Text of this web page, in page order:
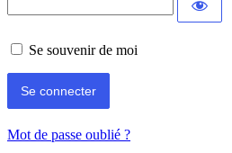
Se souvenir de moi
Mot de passe oublié ?